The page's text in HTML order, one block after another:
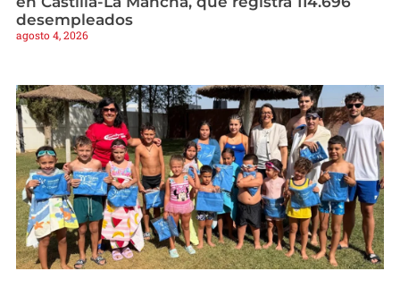
desempleados
agosto 4, 2026